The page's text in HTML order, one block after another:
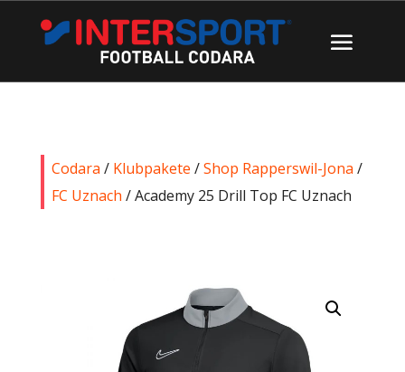
Codara / Klubpakete /Shop Rapperswil-Jona /
FC Uznach / Academy 25 Drill Top FC Uznach